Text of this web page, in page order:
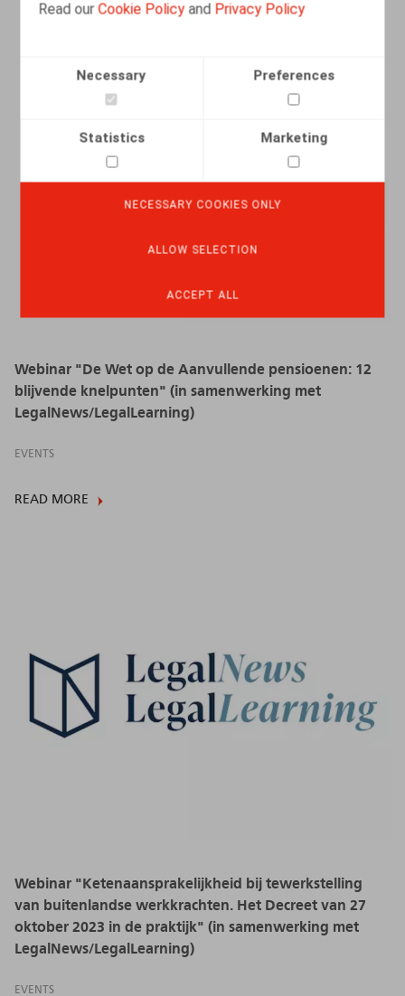
Read ourCookie Policyand Privacy Policy
Necessary Preferences
Statistics Marketing
NECESSARY COOKIES ONLY
ALLOW SELECTION
ACCEPT ALL
Webinar "De Wet op de Aanvullende pensioenen: 12
blijvende knelpunten" (in samenwerking met
LegalNews/LegalLearning)
EVENTS
READ MORE
Webinar "Ketenaansprakelijkheid bij tewerkstelling
van buitenlandse werkkrachten. Het Decreet van 27
oktober 2023 in de praktijk" (in samenwerking met
LegalNews/LegalLearning)
EVENTS